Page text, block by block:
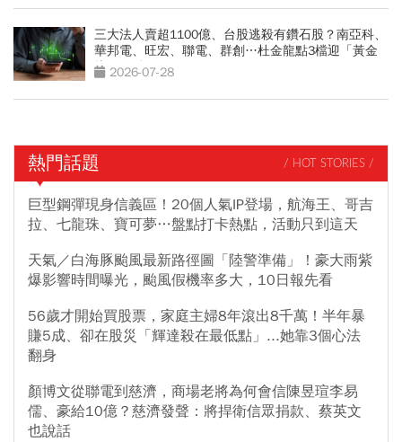
三大法人賣超1100億、台股逃殺有鑽石股？南亞科、
華邦電、旺宏、聯電、群創…杜金龍點3檔迎「黃金
坑」買點
2026-07-28
熱門話題 / HOT STORIES /
巨型鋼彈現身信義區！20個人氣IP登場，航海王、哥吉
拉、七龍珠、寶可夢…盤點打卡熱點，活動只到這天
天氣／白海豚颱風最新路徑圖「陸警準備」！豪大雨紫
爆影響時間曝光，颱風假機率多大，10日報先看
56歲才開始買股票，家庭主婦8年滾出8千萬！半年暴
賺5成、卻在股災「輝達殺在最低點」...她靠3個心法
翻身
顏博文從聯電到慈濟，商場老將為何會信陳昱瑄李易
儒、豪給10億？慈濟發聲：將捍衛信眾捐款、蔡英文
也說話